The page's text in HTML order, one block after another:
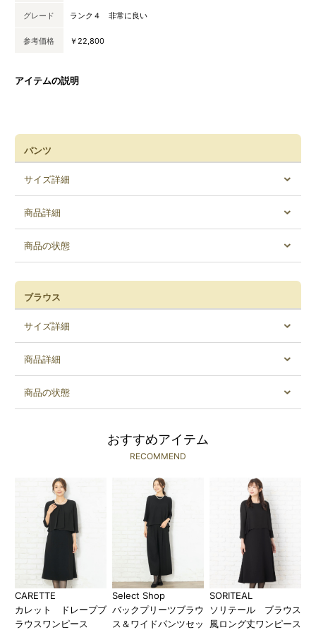
グレード ランク４ 非常に良い
参考価格 ￥22,800
アイテムの説明
パンツ
サイズ詳細
商品詳細
商品の状態
ブラウス
サイズ詳細
商品詳細
商品の状態
おすすめアイテム
RECOMMEND
CARETTE
カレット ドレープブ
ラウスワンピース
Select Shop
バックプリーツブラウ
ス＆ワイドパンツセッ
SORITEAL
ソリテール ブラウス
風ロング丈ワンピース